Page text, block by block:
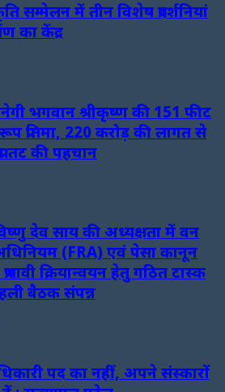
सम्मेलन में तीन विशेष प्रदर्शनियां
का केंद्र
भगवान श्रीकृष्ण की 151 फीट
प्रतिमा, 220 करोड़ की लागत से
तट की पहचान
देव साय की अध्यक्षता में वन
(FRA) एवं पेसा कानून
क्रियान्वयन हेतु गठित टास्क
बैठक संपन्न
पद का नहीं, अपने संस्कारों